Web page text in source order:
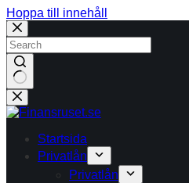
Hoppa till innehåll
Inga
resultat
Startsida
Privatlån
Privatlån